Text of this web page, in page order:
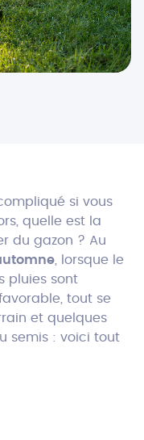
si vous
quelle est la
du gazon ? Au
, lorsque le
pluies sont
tout se
et quelques
semis : voici tout